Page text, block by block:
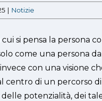
| Notizie
cui si pensa la persona
come una persona
con una visione
centro di un percorso di
potenzialità, dei